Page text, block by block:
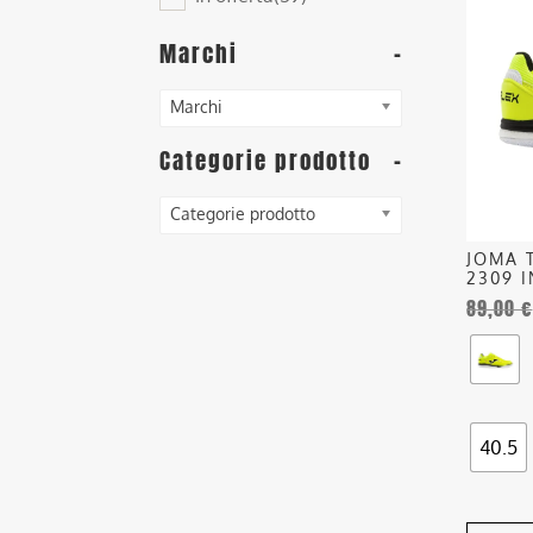
Marchi -
Marchi
Categorie prodotto -
Categorie prodotto
JOMA
2309
89,00€
40.5
opzioni
pagina
del
prodotto